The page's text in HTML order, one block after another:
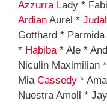
AzzurraLady *
Ardian Aurel *
Gotthard *
* Habiba* Ale *
Niculin Maximilian
Mia Cassedy *
Nuestra Amoll *